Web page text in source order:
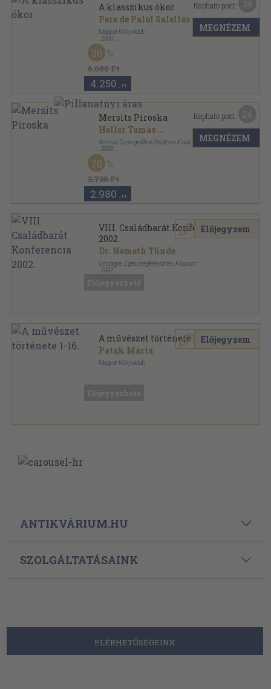
A klasszikus ókor
Pere de Palol Salellas ...
Magyar Könyvklub
2000
Fűzött keménykötés
A művészet története sorozat
6.080 Ft
30
4.250 ,-Ft
Kapható pont:
MEGNÉZEM
Mersits Piroska
Heller Tamás ...
Amicus Typo-grafikai Stúdió és Kiadó Kft.
2000
Fűzött kemény papírkötés
3.730 Ft
20
2.980 ,-Ft
Kapható pont:
MEGNÉZEM
VIII. Családbarát Konferencia
2002.
Dr. Németh Tünde
Országos Egészségfejlesztési Központ
2002
Előjegyzem
A művészet története 1-16.
Patak Márta
Magyar Könyvklub
Előjegyzem
ANTIKVÁRIUM.HU
SZOLGÁLTATÁSAINK
ELÉRHETŐSÉGEINK